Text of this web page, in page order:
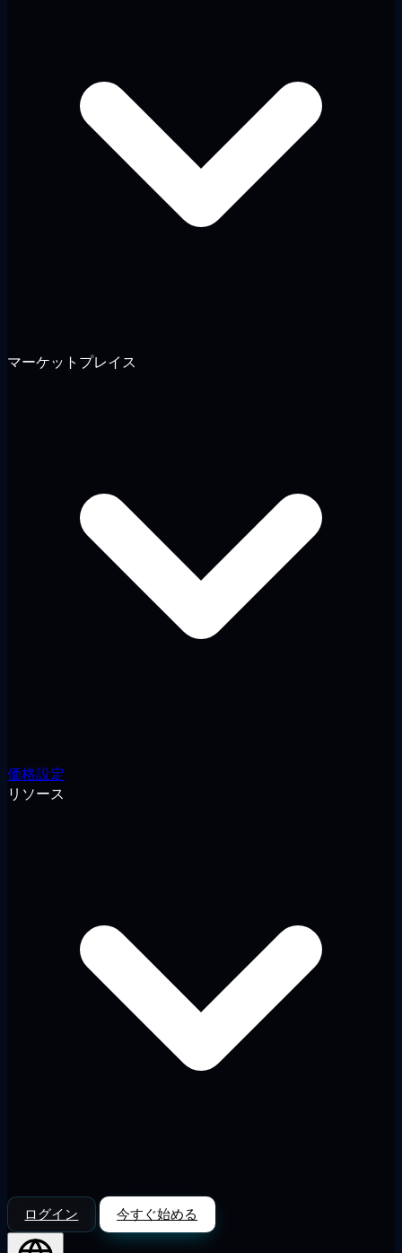
マーケットプレイス
価格設定
リソース
ログイン 今すぐ始める